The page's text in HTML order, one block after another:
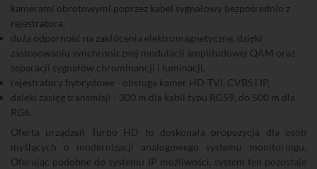
kamerami obrotowymi poprzez kabel sygnałowy bezpośrednio z
rejestratora,
duża odporność na zakłócenia elektromagnetyczne, dzięki
zastosowaniu synchronicznej modulacji amplitudowej QAM oraz
separacji sygnałów chrominancji i luminacji,
rejestratory hybrydowe - obsługa kamer HD-TVI, CVBS i IP,
daleki zasięg transmisji - 300 m dla kabli typu RG59, do 500 m dla
RG6.
Oferta urządzeń Turbo HD to doskonała propozycja dla osób
myślących o modernizacji analogowego systemu monitoringu.
Oferując podobne do systemu IP możliwości, system ten pozostaje